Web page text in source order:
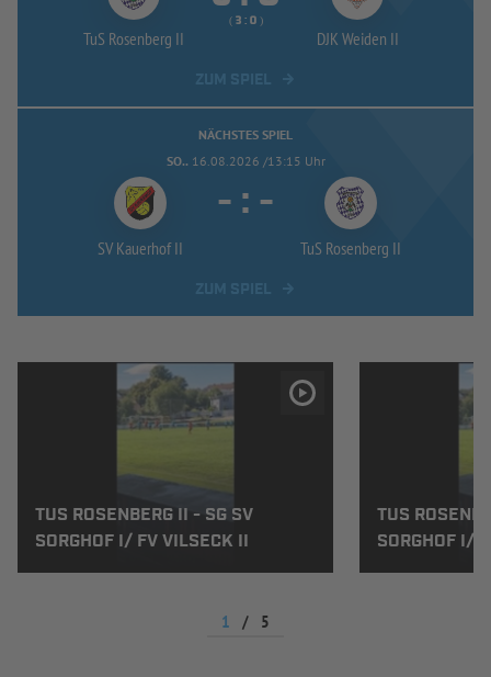
TuS Rosenberg II
(  :  )
DJK Weiden II
NÄCHSTES SPIEL
SO.. 16.08.2026 /13:15 Uhr
SV Kauerhof II
- : -
TuS Rosenberg II
TUS ROSENBERG II - SG SV
SORGHOF I/ FV VILSECK II
TUS
SORGHOF I/
1 / 5